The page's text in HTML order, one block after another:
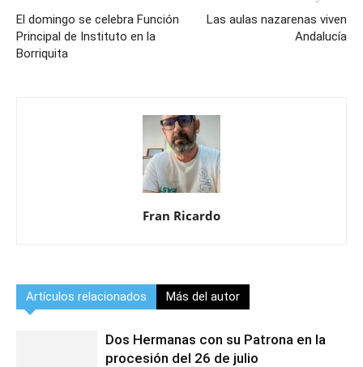
El domingo se celebra Función
Principal de Instituto en la
Borriquita
Las aulas nazarenas viven
Andalucía
Fran Ricardo
Artículos relacionados Más del autor
Dos Hermanas con su Patrona en la
procesión del 26 de julio